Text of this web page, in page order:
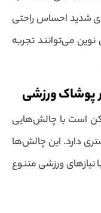
شدید احساس راحتی
می‌توانند تجربه
پوشاک ورزشی
است با چالش‌هایی
دارد. این چالش‌ها
نیازهای ورزشی متنوع